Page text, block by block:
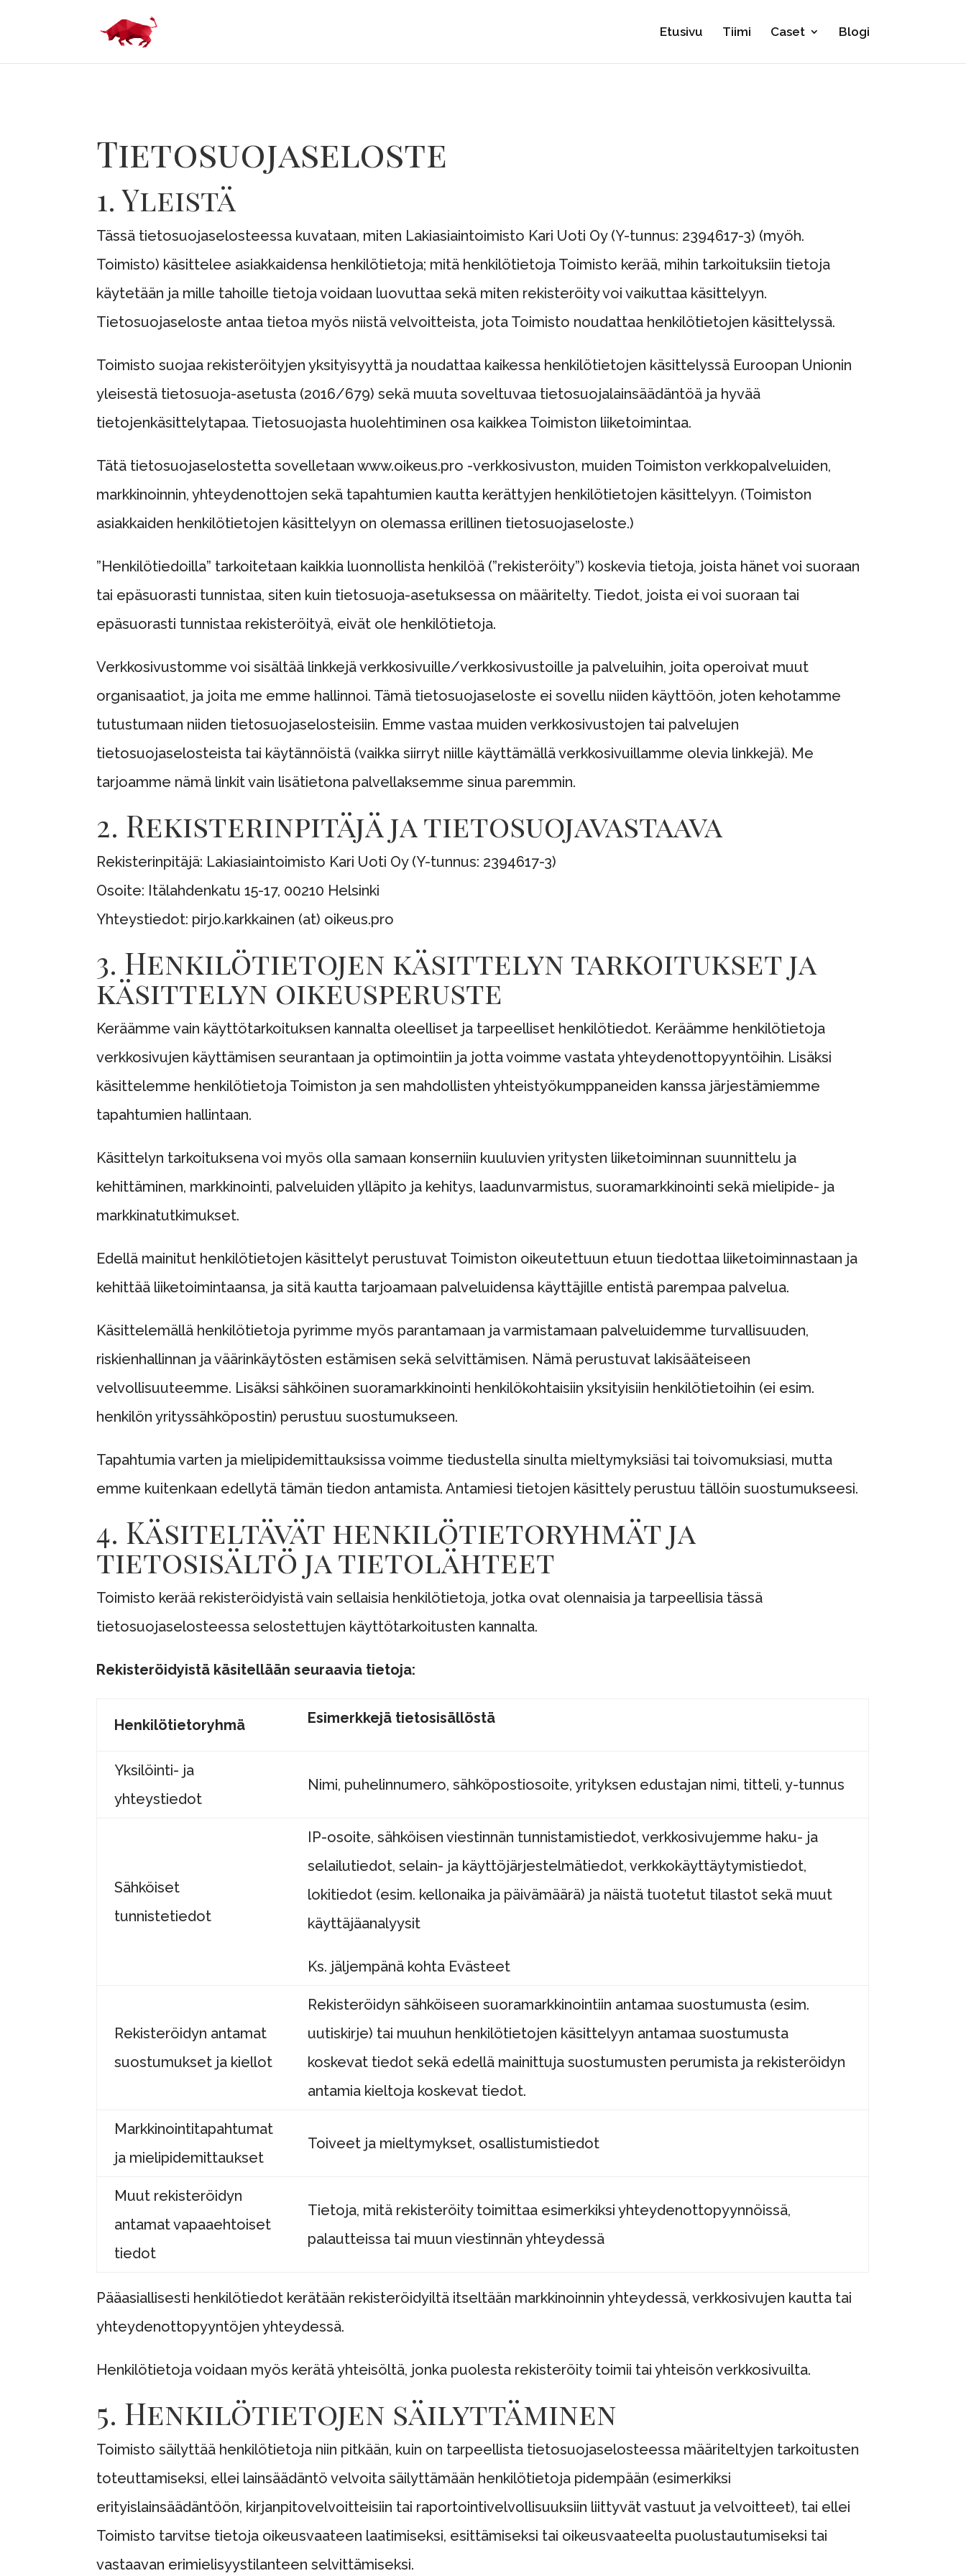
Etusivu Tiimi Caset Blogi
Tietosuojaseloste
1. Yleistä
Tässä tietosuojaselosteessa kuvataan, miten Lakiasiaintoimisto Kari Uoti Oy (Y-tunnus: 2394617-3) (myöh.
Toimisto) käsittelee asiakkaidensa henkilötietoja; mitä henkilötietoja Toimisto kerää, mihin tarkoituksiin tietoja
käytetään ja mille tahoille tietoja voidaan luovuttaa sekä miten rekisteröity voi vaikuttaa käsittelyyn.
Tietosuojaseloste antaa tietoa myös niistä velvoitteista, jota Toimisto noudattaa henkilötietojen käsittelyssä.
Toimisto suojaa rekisteröityjen yksityisyyttä ja noudattaa kaikessa henkilötietojen käsittelyssä Euroopan Unionin
yleisestä tietosuoja-asetusta (2016/679) sekä muuta soveltuvaa tietosuojalainsäädäntöä ja hyvää
tietojenkäsittelytapaa. Tietosuojasta huolehtiminen osa kaikkea Toimiston liiketoimintaa.
Tätä tietosuojaselostetta sovelletaan www.oikeus.pro -verkkosivuston, muiden Toimiston verkkopalveluiden,
markkinoinnin, yhteydenottojen sekä tapahtumien kautta kerättyjen henkilötietojen käsittelyyn. (Toimiston
asiakkaiden henkilötietojen käsittelyyn on olemassa erillinen tietosuojaseloste.)
”Henkilötiedoilla” tarkoitetaan kaikkia luonnollista henkilöä (”rekisteröity”) koskevia tietoja, joista hänet voi suoraan
tai epäsuorasti tunnistaa, siten kuin tietosuoja-asetuksessa on määritelty. Tiedot, joista ei voi suoraan tai
epäsuorasti tunnistaa rekisteröityä, eivät ole henkilötietoja.
Verkkosivustomme voi sisältää linkkejä verkkosivuille/verkkosivustoille ja palveluihin, joita operoivat muut
organisaatiot, ja joita me emme hallinnoi. Tämä tietosuojaseloste ei sovellu niiden käyttöön, joten kehotamme
tutustumaan niiden tietosuojaselosteisiin. Emme vastaa muiden verkkosivustojen tai palvelujen
tietosuojaselosteista tai käytännöistä (vaikka siirryt niille käyttämällä verkkosivuillamme olevia linkkejä). Me
tarjoamme nämä linkit vain lisätietona palvellaksemme sinua paremmin.
2. Rekisterinpitäjä ja tietosuojavastaava
Rekisterinpitäjä: Lakiasiaintoimisto Kari Uoti Oy (Y-tunnus: 2394617-3)
Osoite: Itälahdenkatu 15-17, 00210 Helsinki
Yhteystiedot: pirjo.karkkainen (at) oikeus.pro
3. Henkilötietojen käsittelyn tarkoitukset ja
käsittelyn oikeusperuste
Keräämme vain käyttötarkoituksen kannalta oleelliset ja tarpeelliset henkilötiedot. Keräämme henkilötietoja
verkkosivujen käyttämisen seurantaan ja optimointiin ja jotta voimme vastata yhteydenottopyyntöihin. Lisäksi
käsittelemme henkilötietoja Toimiston ja sen mahdollisten yhteistyökumppaneiden kanssa järjestämiemme
tapahtumien hallintaan.
Käsittelyn tarkoituksena voi myös olla samaan konserniin kuuluvien yritysten liiketoiminnan suunnittelu ja
kehittäminen, markkinointi, palveluiden ylläpito ja kehitys, laadunvarmistus, suoramarkkinointi sekä mielipide- ja
markkinatutkimukset.
Edellä mainitut henkilötietojen käsittelyt perustuvat Toimiston oikeutettuun etuun tiedottaa liiketoiminnastaan ja
kehittää liiketoimintaansa, ja sitä kautta tarjoamaan palveluidensa käyttäjille entistä parempaa palvelua.
Käsittelemällä henkilötietoja pyrimme myös parantamaan ja varmistamaan palveluidemme turvallisuuden,
riskienhallinnan ja väärinkäytösten estämisen sekä selvittämisen. Nämä perustuvat lakisääteiseen
velvollisuuteemme. Lisäksi sähköinen suoramarkkinointi henkilökohtaisiin yksityisiin henkilötietoihin (ei esim.
henkilön yrityssähköpostin) perustuu suostumukseen.
Tapahtumia varten ja mielipidemittauksissa voimme tiedustella sinulta mieltymyksiäsi tai toivomuksiasi, mutta
emme kuitenkaan edellytä tämän tiedon antamista. Antamiesi tietojen käsittely perustuu tällöin suostumukseesi.
4. Käsiteltävät henkilötietoryhmät ja
tietosisältö ja tietolähteet
Toimisto kerää rekisteröidyistä vain sellaisia henkilötietoja, jotka ovat olennaisia ja tarpeellisia tässä
tietosuojaselosteessa selostettujen käyttötarkoitusten kannalta.
Rekisteröidyistä käsitellään seuraavia tietoja:
Henkilötietoryhmä Esimerkkejä tietosisällöstä
Yksilöinti- ja
yhteystiedot
Nimi, puhelinnumero, sähköpostiosoite, yrityksen edustajan nimi, titteli, y-tunnus
Sähköiset
tunnistetiedot
IP-osoite, sähköisen viestinnän tunnistamistiedot, verkkosivujemme haku- ja
selailutiedot, selain- ja käyttöjärjestelmätiedot, verkkokäyttäytymistiedot,
lokitiedot (esim. kellonaika ja päivämäärä) ja näistä tuotetut tilastot sekä muut
käyttäjäanalyysit
Ks. jäljempänä kohta Evästeet
Rekisteröidyn antamat
suostumukset ja kiellot
Rekisteröidyn sähköiseen suoramarkkinointiin antamaa suostumusta (esim.
uutiskirje) tai muuhun henkilötietojen käsittelyyn antamaa suostumusta
koskevat tiedot sekä edellä mainittuja suostumusten perumista ja rekisteröidyn
antamia kieltoja koskevat tiedot.
Markkinointitapahtumat
ja mielipidemittaukset
Toiveet ja mieltymykset, osallistumistiedot
Muut rekisteröidyn
antamat vapaaehtoiset
tiedot
Tietoja, mitä rekisteröity toimittaa esimerkiksi yhteydenottopyynnöissä,
palautteissa tai muun viestinnän yhteydessä
Pääasiallisesti henkilötiedot kerätään rekisteröidyiltä itseltään markkinoinnin yhteydessä, verkkosivujen kautta tai
yhteydenottopyyntöjen yhteydessä.
Henkilötietoja voidaan myös kerätä yhteisöltä, jonka puolesta rekisteröity toimii tai yhteisön verkkosivuilta.
5. Henkilötietojen säilyttäminen
Toimisto säilyttää henkilötietoja niin pitkään, kuin on tarpeellista tietosuojaselosteessa määriteltyjen tarkoitusten
toteuttamiseksi, ellei lainsäädäntö velvoita säilyttämään henkilötietoja pidempään (esimerkiksi
erityislainsäädäntöön, kirjanpitovelvoitteisiin tai raportointivelvollisuuksiin liittyvät vastuut ja velvoitteet), tai ellei
Toimisto tarvitse tietoja oikeusvaateen laatimiseksi, esittämiseksi tai oikeusvaateelta puolustautumiseksi tai
vastaavan erimielisyystilanteen selvittämiseksi.